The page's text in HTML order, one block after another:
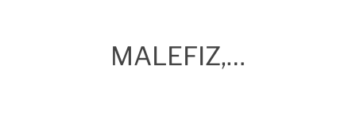
MALEFIZ,…